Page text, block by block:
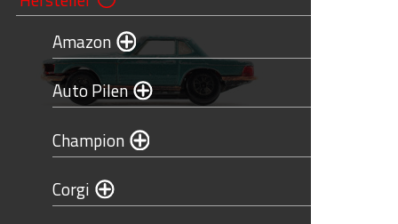
Amazon
Auto Pilen
Champion
Corgi